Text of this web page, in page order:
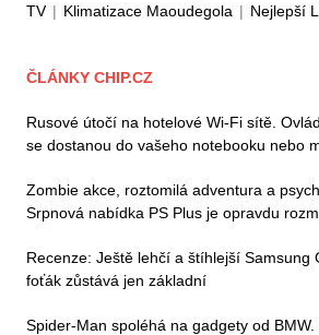
TV | Klimatizace Maoudegola | Nejlepší
ČLÁNKY CHIP.CZ
Rusové útočí na hotelové Wi-Fi sítě.
se dostanou do vašeho notebooku nebo
Zombie akce, roztomilá adventura a
Srpnová nabídka PS Plus je opravdu
Recenze: Ještě lehčí a štíhlejší Samsung
foťák zůstává jen základní
Spider-Man spoléhá na gadgety od